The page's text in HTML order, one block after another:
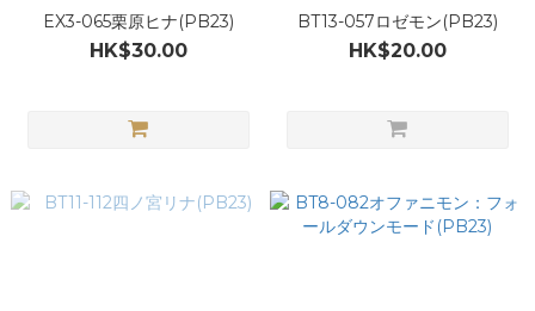
EX3-065栗原ヒナ(PB23)
HK$30.00
BT13-057ロゼモン(PB23)
HK$20.00